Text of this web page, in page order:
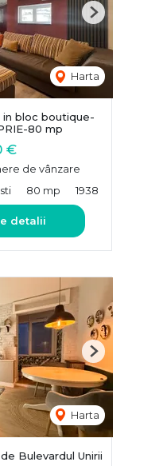
Harta
Next
in bloc boutique-
80 mp
€
de vânzare
80 mp 1938
detalii
Harta
Next
Bulevardul Unirii